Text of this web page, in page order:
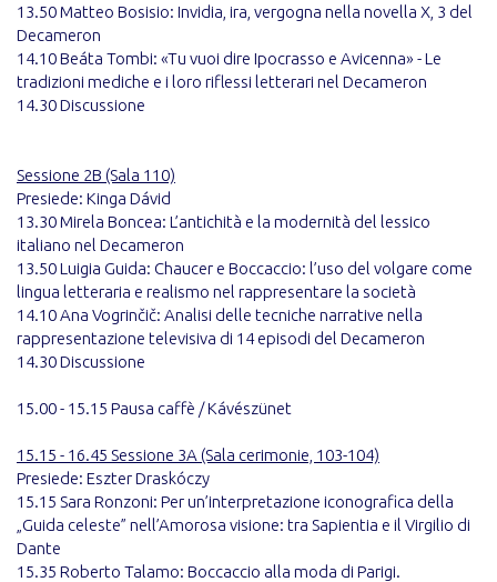
13.50 Matteo Bosisio: Invidia, ira, vergogna nella novella X, 3 del
Decameron
14.10 Beáta Tombi: «Tu vuoi dire Ipocrasso e Avicenna» - Le
tradizioni mediche e i loro riflessi letterari nel Decameron
14.30 Discussione
Sessione 2B (Sala 110)
Presiede: Kinga Dávid
13.30 Mirela Boncea: L’antichità e la modernità del lessico
italiano nel Decameron
13.50 Luigia Guida: Chaucer e Boccaccio: l’uso del volgare come
lingua letteraria e realismo nel rappresentare la società
14.10 Ana Vogrinčič: Analisi delle tecniche narrative nella
rappresentazione televisiva di 14 episodi del Decameron
14.30 Discussione
15.00 - 15.15 Pausa caffè / Kávészünet
15.15 - 16.45 Sessione 3A (Sala cerimonie, 103-104)
Presiede: Eszter Draskóczy
15.15 Sara Ronzoni: Per un’interpretazione iconografica della
„Guida celeste” nell’Amorosa visione: tra Sapientia e il Virgilio di
Dante
15.35 Roberto Talamo: Boccaccio alla moda di Parigi.